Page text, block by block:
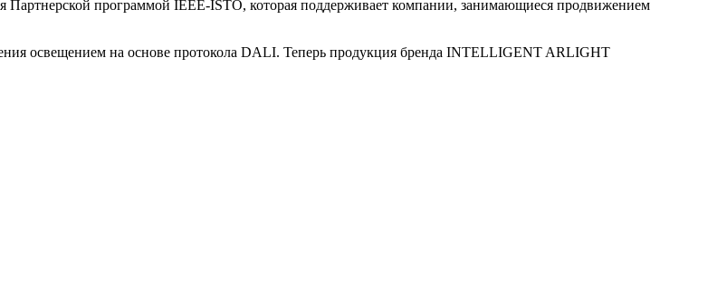
Партнерской программой IEEE-ISTO, которая поддерживает компании, занимающиеся продвижением
освещением на основе протокола DALI. Теперь продукция бренда INTELLIGENT ARLIGHT